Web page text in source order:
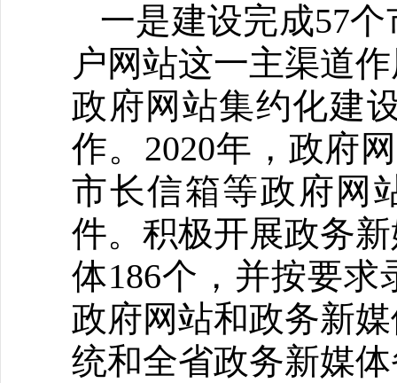
一是建设完成57
户网站这一主渠道
政府网站集约化建
作。2020年，政府
市长信箱等政府网
件。积极开展政务
体186个，并按要求
政府网站和政务新
统和全省政务新媒